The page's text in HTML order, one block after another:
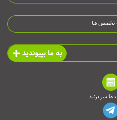
تخصص ها
به ما بپیوندید
ما سر بزنید